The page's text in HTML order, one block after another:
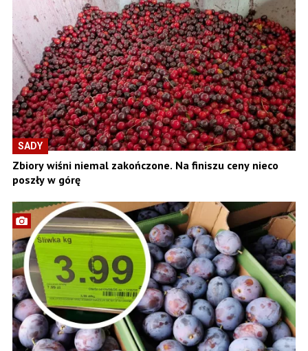
SADY
Zbiory wiśni niemal zakończone. Na finiszu ceny nieco
poszły w górę